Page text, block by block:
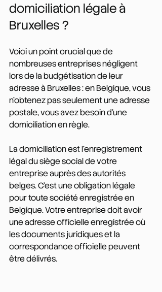
domiciliation légale à
Bruxelles ?
Voici un point crucial que de
nombreuses entreprises négligent
lors de la budgétisation de leur
adresse à Bruxelles : en Belgique, vous
n'obtenez pas seulement une adresse
postale, vous avez besoin d'une
domiciliation en règle.
La domiciliation est l'enregistrement
légal du siège social de votre
entreprise auprès des autorités
belges. C'est une obligation légale
pour toute société enregistrée en
Belgique. Votre entreprise doit avoir
une adresse officielle enregistrée où
les documents juridiques et la
correspondance officielle peuvent
être délivrés.